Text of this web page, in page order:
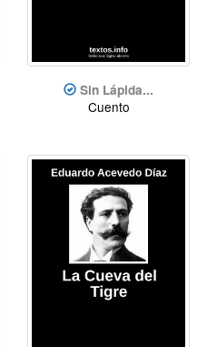
Sin Lápida...
Cuento